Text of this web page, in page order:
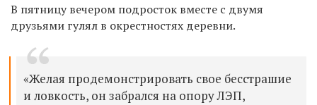
В пятницу вечером подросток вместе с двумя
друзьями гулял в окрестностях деревни.
«Желая продемонстрировать свое бесстрашие
и ловкость, он забрался на опору ЛЭП,